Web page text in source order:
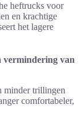
heftrucks voor
en krachtige
het lagere
vermindering van
minder trillingen
comfortabeler,